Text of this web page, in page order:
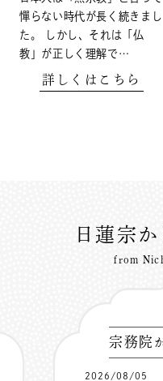
憚らない時代が長く続きまし
た。 しかし、それは「仏
教」が正しく理解で…
詳しくはこちら
日蓮宗
from
宗務院
2026/08/05